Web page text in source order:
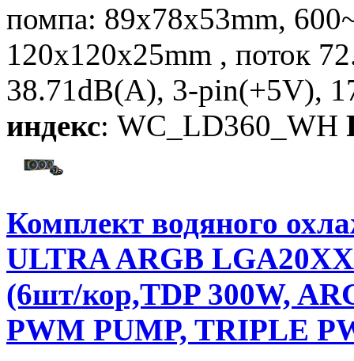
помпа: 89х78х53mm,
120x120x25mm , поток
38.71dB(A), 3-pin(+5V),
индекс: WC_LD360_WH
Комплект водяного
ULTRA ARGB
(6шт/кор,TDP 300W,
PWM PUMP, TRIPLE